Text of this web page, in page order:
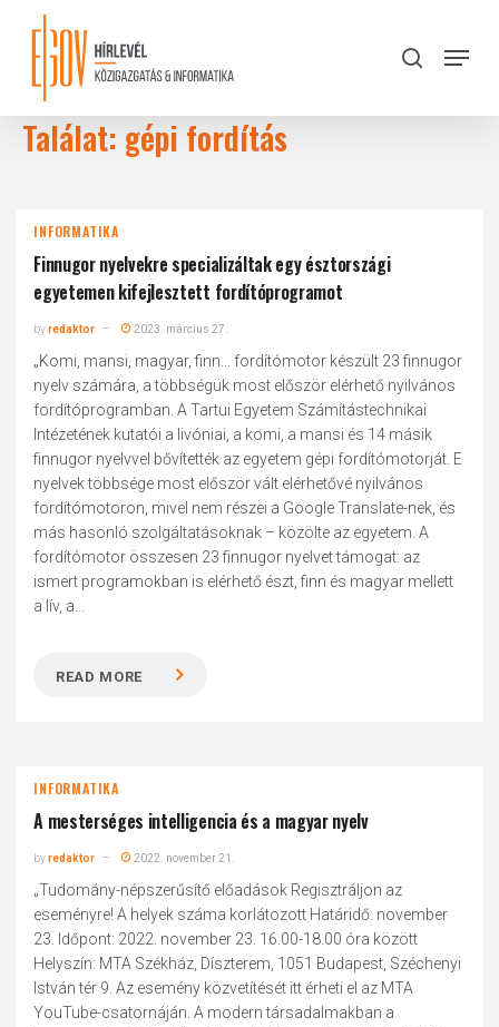
content
search
Menu
Találat: gépi fordítás
INFORMATIKA
Finnugor nyelvekre specializáltak egy észtországi
egyetemen kifejlesztett fordítóprogramot
byredaktor 2023. március 27.
„Komi, mansi, magyar, finn... fordítómotor készült 23 finnugor
nyelv számára, a többségük most először elérhető nyilvános
fordítóprogramban. A Tartui Egyetem Számítástechnikai
Intézetének kutatói a livóniai, a komi, a mansi és 14 másik
finnugor nyelvvel bővítették az egyetem gépi fordítómotorját. E
nyelvek többsége most először vált elérhetővé nyilvános
fordítómotoron, mivel nem részei a Google Translate-nek, és
más hasonló szolgáltatásoknak – közölte az egyetem. A
fordítómotor összesen 23 finnugor nyelvet támogat: az
ismert programokban is elérhető észt, finn és magyar mellett
a lív, a...
READ MORE
INFORMATIKA
A mesterséges intelligencia és a magyar nyelv
byredaktor 2022. november 21.
„Tudomány-népszerűsítő előadások Regisztráljon az
eseményre! A helyek száma korlátozott Határidő: november
23. Időpont: 2022. november 23. 16.00-18.00 óra között
Helyszín: MTA Székház, Díszterem, 1051 Budapest, Széchenyi
István tér 9. Az esemény közvetítését itt érheti el az MTA
YouTube-csatornáján. A modern társadalmakban a
Close